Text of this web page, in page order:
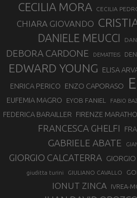
CECILIA MORA CECILIA
CHIARA GIOVANDO
DANIELE MEUCCI
DEBORA CARDONE DEMATTEIS
EDWARD YOUNG ELISA
ENRICA PERICO ENZO CAPORASO
EUFEMIA MAGRO EYOB FANIEL FABIO
FEDERICA BARAILLER FIRENZE
FRANCESCA GHELFI
GABRIELE ABATE
GIORGIO CALCATERRA GIORGIO
giuditta turini GIULIANO CAVALLO
IONUT ZINCA IVREA-